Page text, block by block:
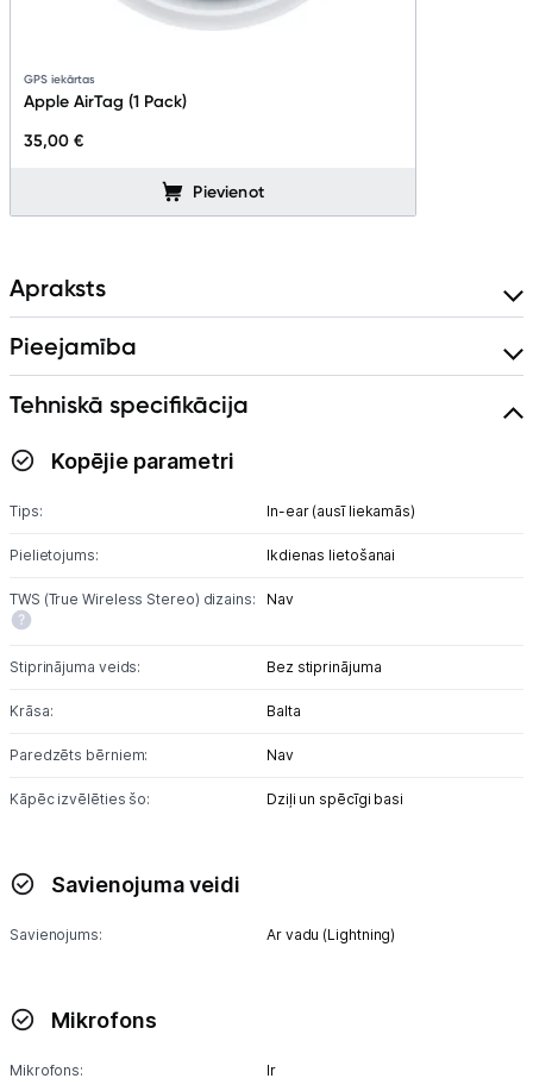
Bezvadu skaļruņi
Viedierīces
Ražotāju atjaunota tehnika
Vēlmju saraksts
Uzņēmumiem
GPS iekārtas
Apple AirTag (1 Pack)
35,00 €
Pievienot
Apraksts
Pieejamība
Tehniskā specifikācija
Kopējie parametri
Tips: In-ear (ausī liekamās)
Pielietojums: Ikdienas lietošanai
TWS (True Wireless Stereo) dizains: Nav
Stiprinājuma veids: Bez stiprinājuma
Krāsa: Balta
Paredzēts bērniem: Nav
Kāpēc izvēlēties šo: Dziļi un spēcīgi basi
Savienojuma veidi
Savienojums: Ar vadu (Lightning)
Mikrofons
Mikrofons: Ir